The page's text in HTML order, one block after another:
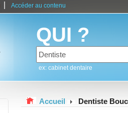
Accéder au contenu
QUI ?
ex: cabinet dentaire
Accueil Dentiste